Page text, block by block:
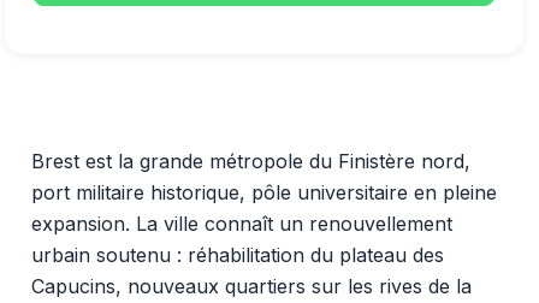
Brest est la grande métropole du Finistère nord,
port militaire historique, pôle universitaire en pleine
expansion. La ville connaît un renouvellement
urbain soutenu : réhabilitation du plateau des
Capucins, nouveaux quartiers sur les rives de la